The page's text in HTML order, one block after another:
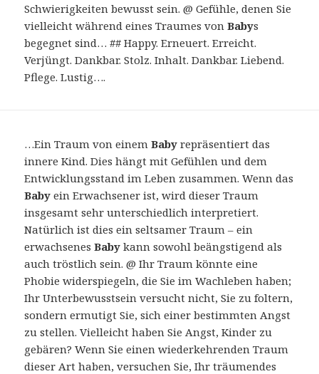
Schwierigkeiten bewusst sein. @ Gefühle, denen Sie
vielleicht während eines Traumes vonBabys
begegnet sind… ## Happy. Erneuert. Erreicht.
Verjüngt. Dankbar. Stolz. Inhalt. Dankbar. Liebend.
Pflege. Lustig….
…Ein Traum von einemBaby repräsentiert das
innere Kind. Dies hängt mit Gefühlen und dem
Entwicklungsstand im Leben zusammen. Wenn das
Baby ein Erwachsener ist, wird dieser Traum
insgesamt sehr unterschiedlich interpretiert.
Natürlich ist dies ein seltsamer Traum – ein
erwachsenesBaby kann sowohl beängstigend als
auch tröstlich sein. @ Ihr Traum könnte eine
Phobie widerspiegeln, die Sie im Wachleben haben;
Ihr Unterbewusstsein versucht nicht, Sie zu foltern,
sondern ermutigt Sie, sich einer bestimmten Angst
zu stellen. Vielleicht haben Sie Angst, Kinder zu
gebären? Wenn Sie einen wiederkehrenden Traum
dieser Art haben, versuchen Sie, Ihr träumendes